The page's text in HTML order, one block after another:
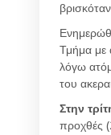
Τμήμα με
λόγω
του
Στην
προχθές